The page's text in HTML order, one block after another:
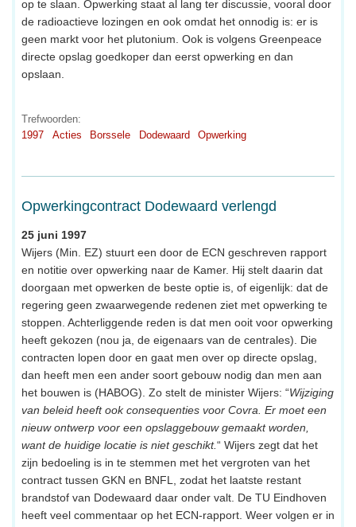
op te slaan. Opwerking staat al lang ter discussie, vooral door
de radioactieve lozingen en ook omdat het onnodig is: er is
geen markt voor het plutonium. Ook is volgens Greenpeace
directe opslag goedkoper dan eerst opwerking en dan
opslaan.
Trefwoorden:
1997
Acties Borssele Dodewaard Opwerking
Opwerkingcontract Dodewaard verlengd
25 juni 1997
Wijers (Min. EZ) stuurt een door de ECN geschreven rapport
en notitie over opwerking naar de Kamer. Hij stelt daarin dat
doorgaan met opwerken de beste optie is, of eigenlijk: dat de
regering geen zwaarwegende redenen ziet met opwerking te
stoppen. Achterliggende reden is dat men ooit voor opwerking
heeft gekozen (nou ja, de eigenaars van de centrales). Die
contracten lopen door en gaat men over op directe opslag,
dan heeft men een ander soort gebouw nodig dan men aan
het bouwen is (HABOG). Zo stelt de minister Wijers: “Wijziging
van beleid heeft ook consequenties voor Covra. Er moet een
nieuw ontwerp voor een opslaggebouw gemaakt worden,
want de huidige locatie is niet geschikt.“ Wijers zegt dat het
zijn bedoeling is in te stemmen met het vergroten van het
contract tussen GKN en BNFL, zodat het laatste restant
brandstof van Dodewaard daar onder valt. De TU Eindhoven
heeft veel commentaar op het ECN-rapport. Weer volgen er in